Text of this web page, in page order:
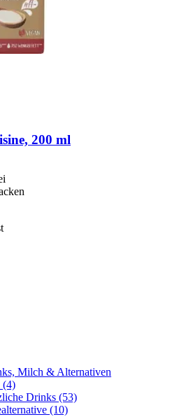
200 ml
Milch & Alternativen
(4)
Drinks (53)
(10)